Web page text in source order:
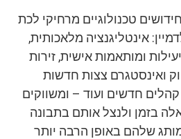
בחידושים טכנולוגיים מרחיקי לכת
אינטליגנציה מלאכותית,
ומותאמות אישית, זירות
ואינסטגרם צצות חדשות
חדשים ועוד – ומשווקים
בזמן ולנצל אותם בתבונה
שלהם באופן הרבה יותר